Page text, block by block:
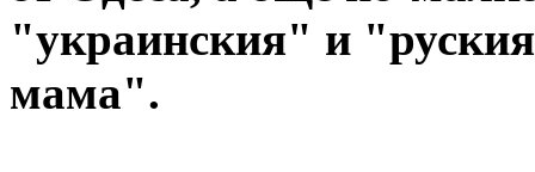
"украинския" и
мама".